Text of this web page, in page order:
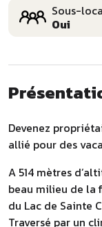
Sous-
Oui
Devenez
allié pour des
A 514 mètres
beau milieu de la
du Lac de Sainte
Traversé par un